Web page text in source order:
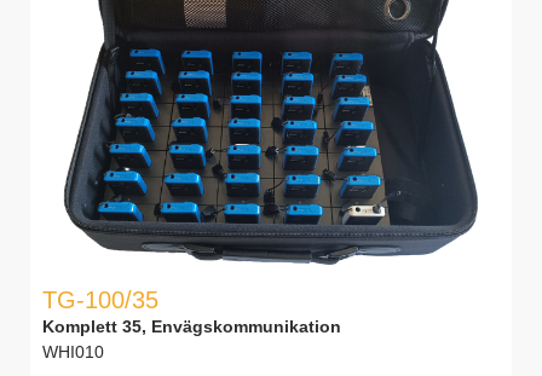
TG-100/35
Komplett 35, Envägskommunikation
WHI010